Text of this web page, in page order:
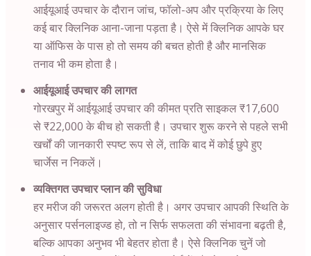
आईयूआई उपचार के दौरान जांच, फॉलो-अप और प्रक्रिया के लिए
कई बार क्लिनिक आना-जाना पड़ता है। ऐसे में क्लिनिक आपके घर
या ऑफिस के पास हो तो समय की बचत होती है और मानसिक
तनाव भी कम होता है।
आईयूआई उपचार की लागत
गोरखपुर में आईयूआई उपचार की कीमत प्रति साइकल ₹17,600
से ₹22,000 के बीच हो सकती है। उपचार शुरू करने से पहले सभी
खर्चों की जानकारी स्पष्ट रूप से लें, ताकि बाद में कोई छुपे हुए
चार्जेस न निकलें।
व्यक्तिगत उपचार प्लान की सुविधा
हर मरीज की जरूरत अलग होती है। अगर उपचार आपकी स्थिति के
अनुसार पर्सनलाइज्ड हो, तो न सिर्फ सफलता की संभावना बढ़ती है,
बल्कि आपका अनुभव भी बेहतर होता है। ऐसे क्लिनिक चुनें जो